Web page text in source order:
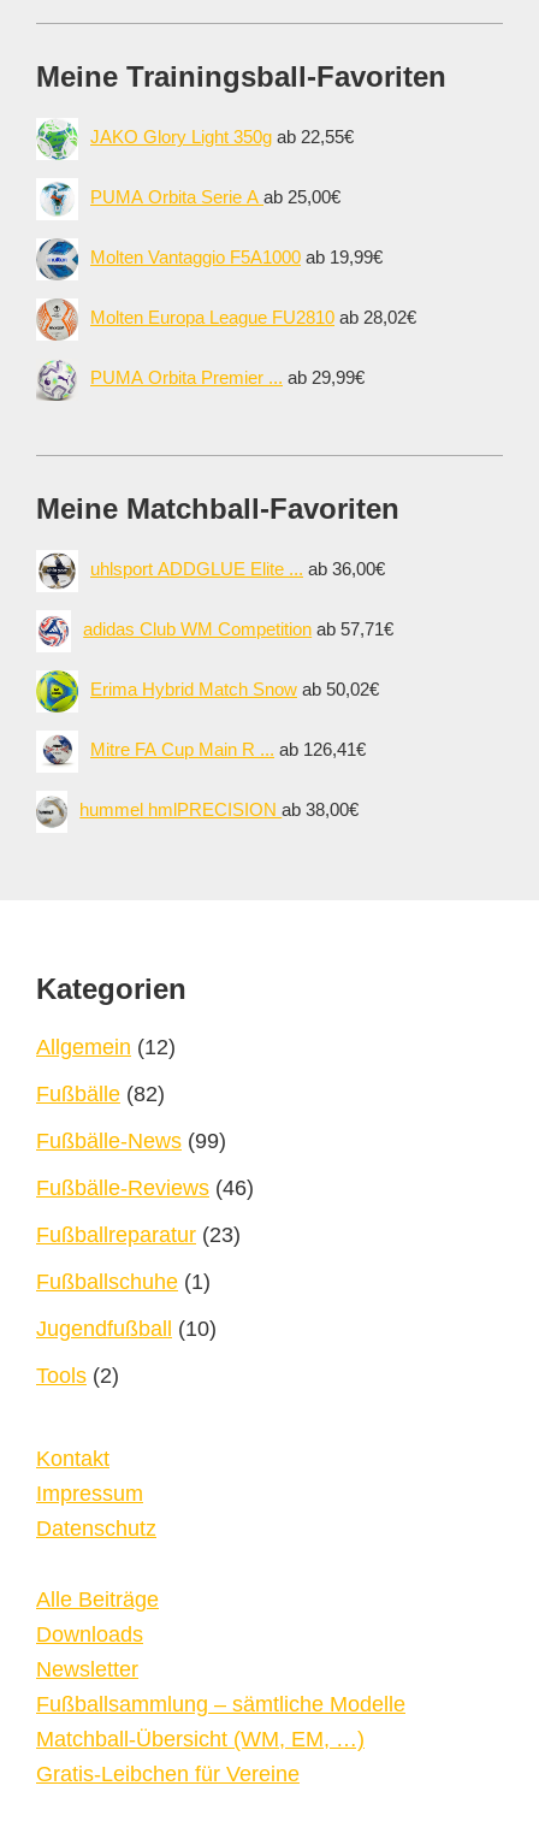
Meine Trainingsball-Favoriten
JAKO Glory Light 350g ab 22,55€
PUMA Orbita Serie A ab 25,00€
Molten Vantaggio F5A1000 ab 19,99€
Molten Europa League FU2810 ab 28,02€
PUMA Orbita Premier ... ab 29,99€
Meine Matchball-Favoriten
uhlsport ADDGLUE Elite ... ab 36,00€
adidas Club WM Competition ab 57,71€
Erima Hybrid Match Snow ab 50,02€
Mitre FA Cup Main R ... ab 126,41€
hummel hmlPRECISIONab 38,00€
Footer
Kategorien
Allgemein (12)
Fußbälle (82)
Fußbälle-News (99)
Fußbälle-Reviews (46)
Fußballreparatur (23)
Fußballschuhe (1)
Jugendfußball (10)
Tools (2)
Kontakt
Impressum
Datenschutz
Alle Beiträge
Downloads
Newsletter
Fußballsammlung – sämtliche Modelle
Matchball-Übersicht (WM, EM, …)
Gratis-Leibchen für Vereine